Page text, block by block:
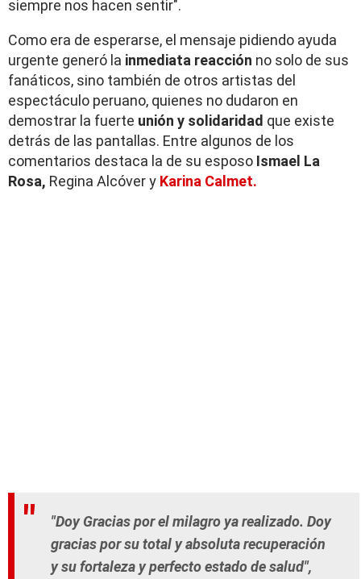
siempre nos hacen sentir".
Como era de esperarse, el mensaje pidiendo ayuda
urgente generó la inmediata reacción no solo de sus
fanáticos, sino también de otros artistas del
espectáculo peruano, quienes no dudaron en
demostrar la fuerte unión y solidaridad que existe
detrás de las pantallas. Entre algunos de los
comentarios destaca la de su esposo Ismael La
Rosa, Regina Alcóver y Karina Calmet.
"Doy Gracias por el milagro ya realizado. Doy
gracias por su total y absoluta recuperación
y su fortaleza y perfecto estado de salud",